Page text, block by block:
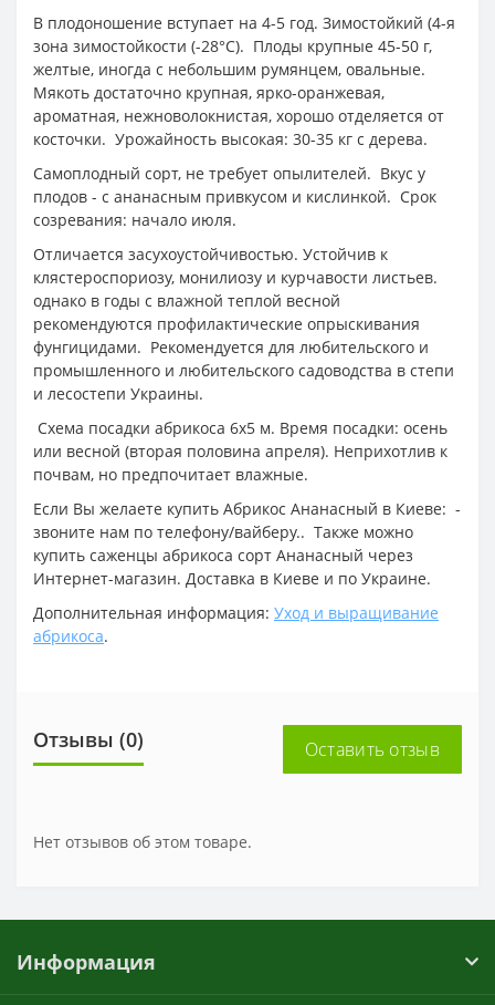
В плодоношение вступает на 4-5 год. Зимостойкий (4-я
зона зимостойкости (-28°C). Плоды крупные 45-50 г,
желтые, иногда с небольшим румянцем, овальные.
Мякоть достаточно крупная, ярко-оранжевая,
ароматная, нежноволокнистая, хорошо отделяется от
косточки. Урожайность высокая: 30-35 кг с дерева.
Самоплодный сорт, не требует опылителей. Вкус у
плодов - с ананасным привкусом и кислинкой. Срок
созревания: начало июля.
Отличается засухоустойчивостью. Устойчив к
клястероспориозу, монилиозу и курчавости листьев.
однако в годы с влажной теплой весной
рекомендуются профилактические опрыскивания
фунгицидами. Рекомендуется для любительского и
промышленного и любительского садоводства в степи
и лесостепи Украины.
Схема посадки абрикоса 6х5 м. Время посадки: осень
или весной (вторая половина апреля). Неприхотлив к
почвам, но предпочитает влажные.
Если Вы желаете купить Абрикос Ананасный в Киеве: -
звоните нам по телефону/вайберу.. Также можно
купить саженцы абрикоса сорт Ананасный через
Интернет-магазин. Доставка в Киеве и по Украине.
Дополнительная информация: Уход и выращивание
абрикоса.
Отзывы (0) Оставить отзыв
Нет отзывов об этом товаре.
Информация